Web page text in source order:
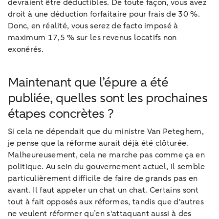
devraient être déductibles. De toute façon, vous avez
droit à une déduction forfaitaire pour frais de 30 %.
Donc, en réalité, vous serez de facto imposé à
maximum 17,5 % sur les revenus locatifs non
exonérés.
Maintenant que l’épure a été
publiée, quelles sont les prochaines
étapes concrètes ?
Si cela ne dépendait que du ministre Van Peteghem,
je pense que la réforme aurait déjà été clôturée.
Malheureusement, cela ne marche pas comme ça en
politique. Au sein du gouvernement actuel, il semble
particulièrement difficile de faire de grands pas en
avant. Il faut appeler un chat un chat. Certains sont
tout à fait opposés aux réformes, tandis que d'autres
ne veulent réformer qu’en s'attaquant aussi à des